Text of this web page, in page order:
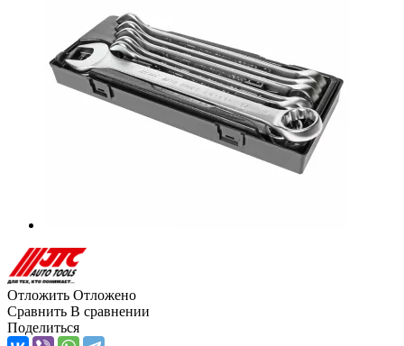
Отложить Отложено
Сравнить В сравнении
Поделиться